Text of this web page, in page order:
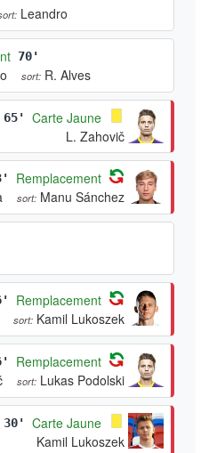
Leandro
70'
sort: R. Alves
65'
Carte Jaune
L. Zahovič
Remplacement
sort: Manu Sánchez
Remplacement
sort: Kamil Lukoszek
Remplacement
sort: Lukas Podolski
30'
Carte Jaune
Kamil Lukoszek